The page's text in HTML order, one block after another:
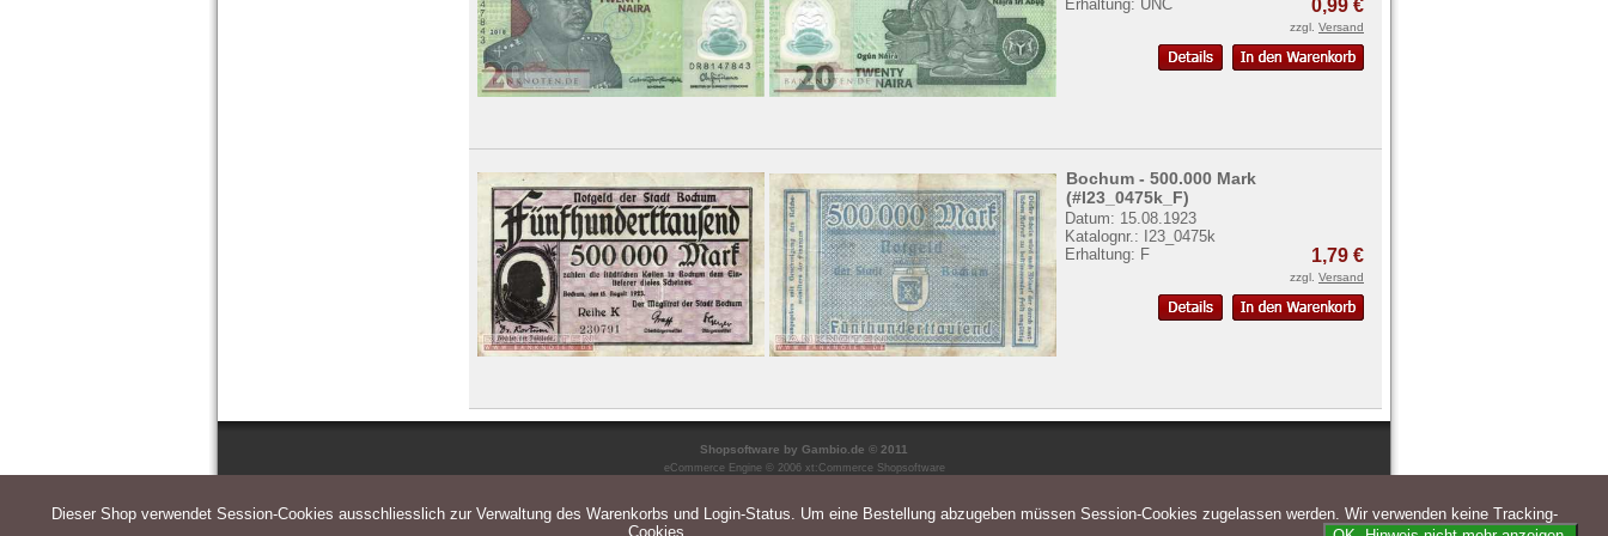
Erhaltung: UNC 0,99 €
zzgl. Versand
Bochum - 500.000 Mark
(#I23_0475k_F)
Datum: 15.08.1923
Katalognr.: I23_0475k
Erhaltung: F
1,79 €
zzgl. Versand
Shopsoftware by Gambio.de © 2011
eCommerce Engine © 2006 xt:Commerce Shopsoftware
Dieser Shop verwendet Session-Cookies ausschliesslich zur Verwaltung des Warenkorbs und Login-Status. Um eine Bestellung abzugeben müssen Session-Cookies zugelassen werden. Wir verwenden keine Tracking-
Cookies.